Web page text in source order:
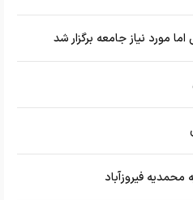
مورد نیاز جامعه برگزار شد
فیروزآباد